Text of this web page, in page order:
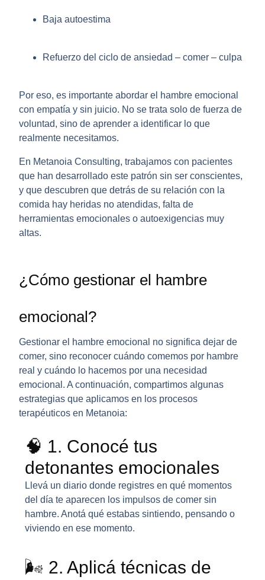
Baja autoestima
Refuerzo del ciclo de ansiedad – comer – culpa
Por eso, es importante abordar el hambre emocional
con empatía y sin juicio. No se trata solo de fuerza de
voluntad, sino de aprender a identificar lo que
realmente necesitamos.
En Metanoia Consulting, trabajamos con pacientes
que han desarrollado este patrón sin ser conscientes,
y que descubren que detrás de su relación con la
comida hay heridas no atendidas, falta de
herramientas emocionales o autoexigencias muy
altas.
¿Cómo gestionar el hambre
emocional?
Gestionar el hambre emocional no significa dejar de
comer, sino reconocer cuándo comemos por hambre
real y cuándo lo hacemos por una necesidad
emocional . A continuación, compartimos algunas
estrategias que aplicamos en los procesos
terapéuticos en Metanoia:
🧠 1. Conocé tus
detonantes emocionales
Llevá un diario donde registres en qué momentos
del día te aparecen los impulsos de comer sin
hambre. Anotá qué estabas sintiendo, pensando o
viviendo en ese momento.
🌬️ 2. Aplicá técnicas de